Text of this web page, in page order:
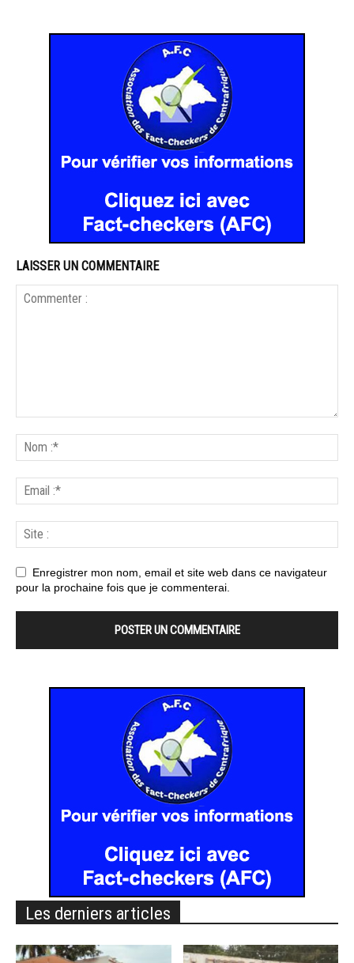
LAISSER UN COMMENTAIRE
Enregistrer mon nom, email et site web dans ce navigateur
pour la prochaine fois que je commenterai.
Les derniers articles